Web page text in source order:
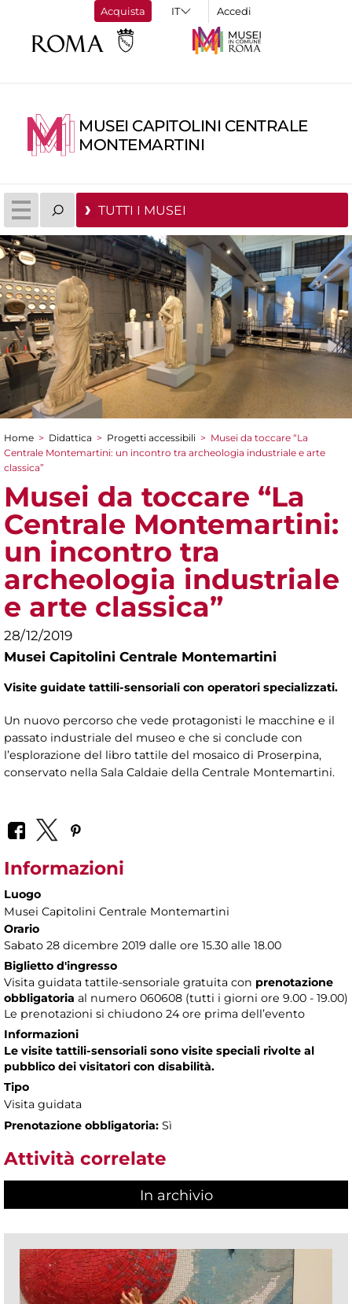
Acquista Accedi
MUSEI CAPITOLINI CENTRALE
MONTEMARTINI
TUTTI I MUSEI
Tu sei qui
Home > Didattica > Progetti accessibili > Musei da toccare “La
Centrale Montemartini: un incontro tra archeologia industriale e arte
classica”
Musei da toccare “La
Centrale Montemartini:
un incontro tra
archeologia industriale
e arte classica”
28/12/2019
Musei Capitolini Centrale Montemartini
Visite guidate tattili-sensoriali con operatori specializzati.
Un nuovo percorso che vede protagonisti le macchine e il
passato industriale del museo e che si conclude con
l’esplorazione del libro tattile del mosaico di Proserpina,
conservato nella Sala Caldaie della Centrale Montemartini.
Informazioni
Luogo
Musei Capitolini Centrale Montemartini
Orario
Sabato 28 dicembre 2019 dalle ore 15.30 alle 18.00
Biglietto d'ingresso
Visita guidata tattile-sensoriale gratuita con prenotazione
obbligatoria al numero 060608 (tutti i giorni ore 9.00 - 19.00)
Le prenotazioni si chiudono 24 ore prima dell’evento
Informazioni
Le visite tattili-sensoriali sono visite speciali rivolte al
pubblico dei visitatori con disabilità.
Tipo
Visita guidata
Prenotazione obbligatoria: Sì
Attività correlate
In archivio